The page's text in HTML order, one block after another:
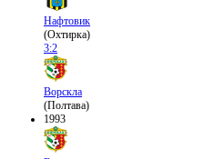
Нафтовик
(Охтирка)
3:2
Ворскла
(Полтава)
1993